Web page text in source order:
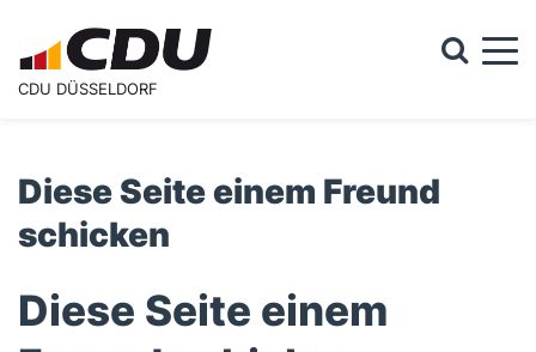
CDU DÜSSELDORF
Diese Seite einem Freund
schicken
Diese Seite einem